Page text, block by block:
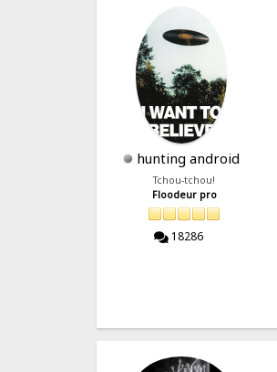
hunting android
Tchou-tchou!
Floodeur pro
18286